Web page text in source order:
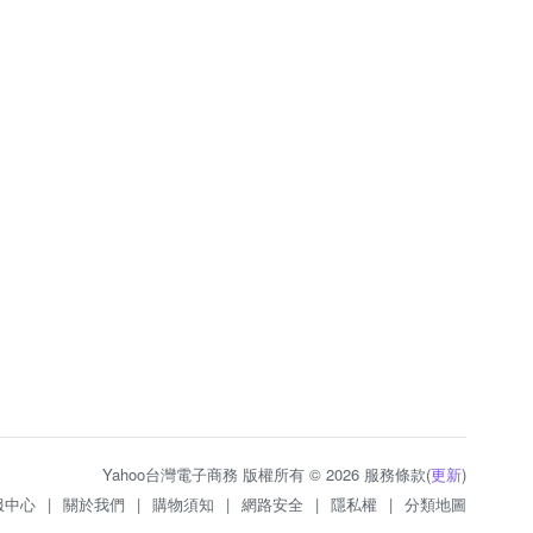
Yahoo台灣電子商務 版權所有 © 2026 服務條款(更新)
中心 | 關於我們 | 購物須知 | 網路安全 | 隱私權 | 分類地圖